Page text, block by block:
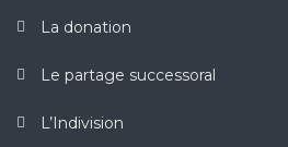
La donation
Le partage successoral
L’Indivision